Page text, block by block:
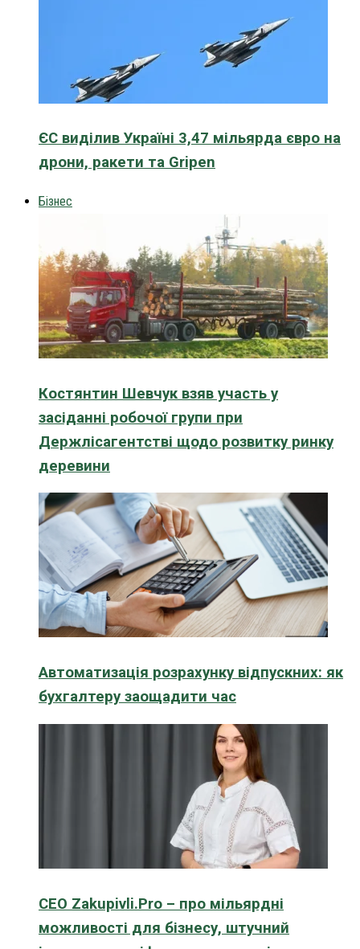
ЄС виділив Україні 3,47 мільярда євро на
дрони, ракети та Gripen
Бізнес
Костянтин Шевчук взяв участь у
засіданні робочої групи при
Держлісагентстві щодо розвитку ринку
деревини
Автоматизація розрахунку відпускних: як
бухгалтеру заощадити час
CEO Zakupivli.Pro – про мільярдні
можливості для бізнесу, штучний